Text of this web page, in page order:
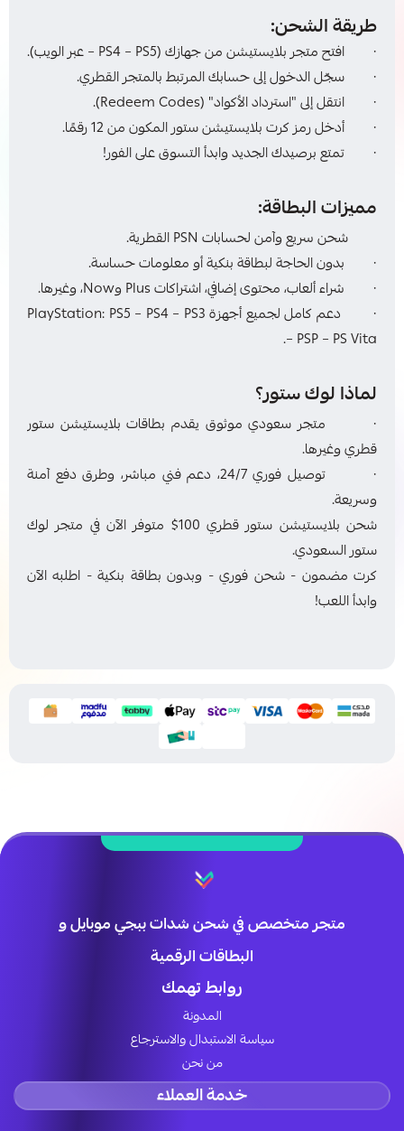
طريقة الشحن:
· افتح متجر بلايستيشن من جهازك (PS4 – PS5 – عبر الويب).
· سجّل الدخول إلى حسابك المرتبط بالمتجر القطري.
· انتقل إلى "استرداد الأكواد" (Redeem Codes).
· أدخل رمز كرت بلايستيشن ستور المكون من 12 رقمًا.
· تمتع برصيدك الجديد وابدأ التسوق على الفور!
مميزات البطاقة:
شحن سريع وآمن لحسابات PSN القطرية.
· بدون الحاجة لبطاقة بنكية أو معلومات حساسة.
· شراء ألعاب، محتوى إضافي، اشتراكات Plus وNow، وغيرها.
· دعم كامل لجميع أجهزة PlayStation: PS5 – PS4 – PS3
– PSP – PS Vita.
لماذا لوك ستور؟
· متجر سعودي موثوق يقدم بطاقات بلايستيشن ستور
قطري وغيرها.
· توصيل فوري 24/7، دعم فني مباشر، وطرق دفع آمنة
وسريعة.
شحن بلايستيشن ستور قطري 100$ متوفر الآن في متجر لوك
ستور السعودي.
كرت مضمون - شحن فوري - وبدون بطاقة بنكية - اطلبه الآن
وابدأ اللعب!
متجر متخصص في شحن شدات ببجي موبايل و
البطاقات الرقمية
روابط تهمك
المدونة
سياسة الاستبدال والاسترجاع
من نحن
خدمة العملاء